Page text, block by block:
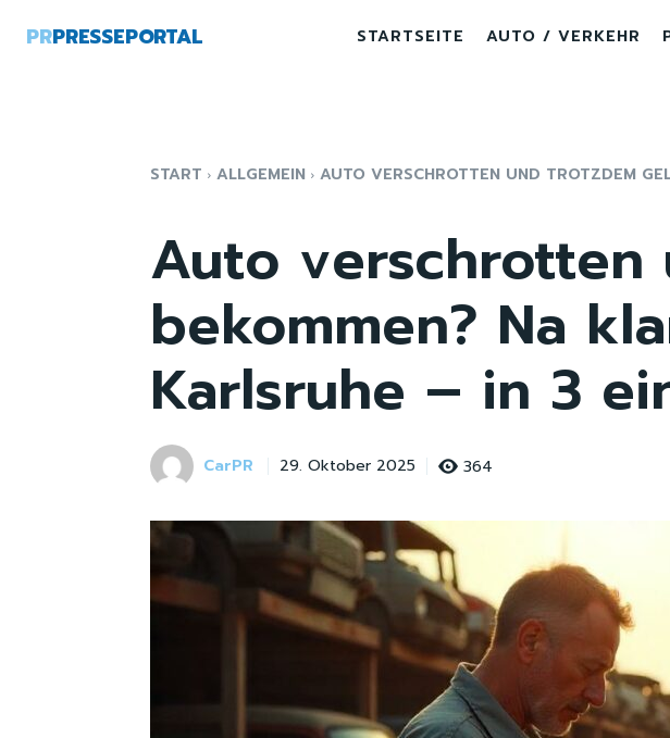
PRPRESSEPORTAL STARTSEITE AUTO / VERKEHR
START ALLGEMEIN AUTO VERSCHROTTEN UND TROTZDEM
Auto verschrotten
bekommen? Na
Karlsruhe – in 3
CarPR 29. Oktober 2025 364